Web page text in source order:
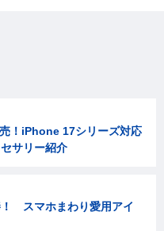
！iPhone 17シリーズ対応
サリー紹介
スマホまわり愛用アイ